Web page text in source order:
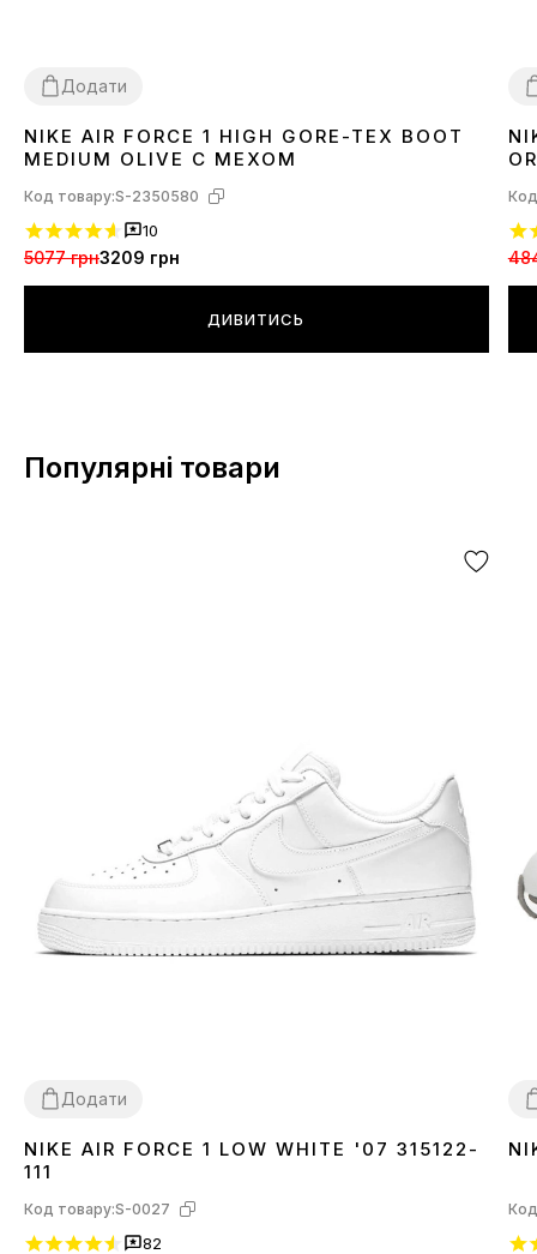
Додати
41
NIKE AIR FORCE 1 HIGH GORE-TEX BOOT
MEDIUM OLIVE С МЕХОМ
Код товару:S-2350580
10
5077 грн3209 грн
ДИВИТИСЬ
Популярні товари
Додати
3637 38 39 40414243 444546
NIKE AIR FORCE 1 LOW WHITE '07 315122-
111
Код товару:S-0027
82